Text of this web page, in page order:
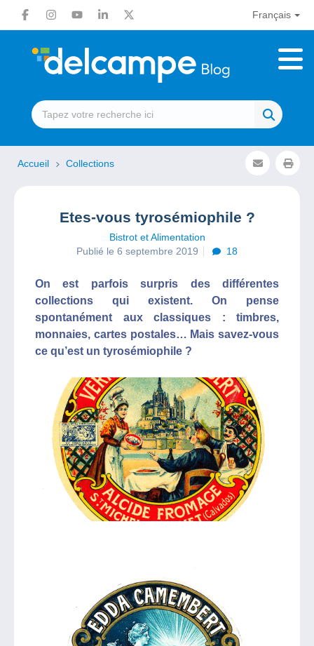
Français
Accueil Collections
Etes-vous tyrosémiophile ?
Bistrot et Alimentation
Publié le 6 septembre 2019
18
On est parfois surpris des différentes
collections qui existent. On pense
spontanément aux classiques : timbres,
monnaies, cartes postales… Mais savez-vous
ce qu’est un tyrosémiophile ?